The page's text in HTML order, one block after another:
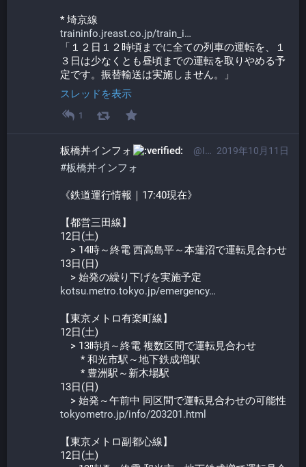
* 埼京線
traininfo.jreast.co.jp/train_i
「１２日１２時頃までに全ての列車の運転を、１
３日は少なくとも昼頃までの運転を取りやめる予
定です。振替輸送は実施しません。」
スレッドを表示
1
2019年10月11日
板橋丼インフォ​ @Info@itabashi.0j0.jp
#板橋丼インフォ
《鉄道運行情報｜17:40現在》
【都営三田線】
12日(土)
> 14時～終電 西高島平～本蓮沼で運転見合わせ
13日(日)
> 始発の繰り下げを実施予定
kotsu.metro.tokyo.jp/emergency
【東京メトロ有楽町線】
12日(土)
> 13時頃～終電 複数区間で運転見合わせ
* 和光市駅～地下鉄成増駅
* 豊洲駅～新木場駅
13日(日)
> 始発～午前中 同区間で運転見合わせの可能性
tokyometro.jp/info/203201.html
【東京メトロ副都心線】
12日(土)